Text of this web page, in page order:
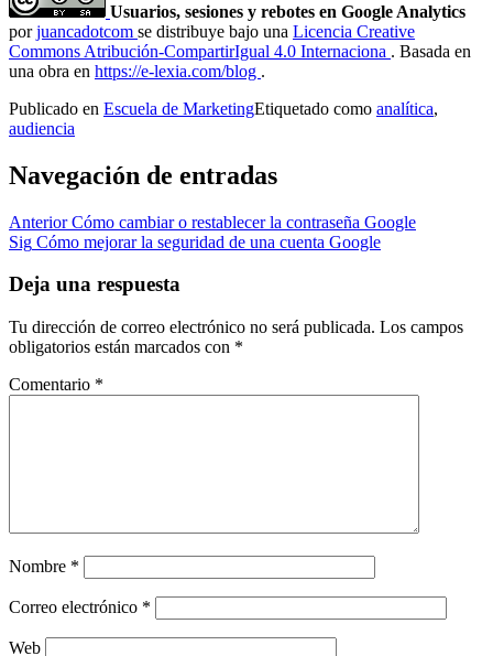
Usuarios, sesiones y rebotes en Google Analytics
porjuancadotcom se distribuye bajo una Licencia Creative
Commons Atribución-CompartirIgual 4.0 Internaciona . Basada en
una obra en https://e-lexia.com/blog .
Publicado en Escuela de MarketingEtiquetado como analítica,
audiencia
Navegación de entradas
Anterior Cómo cambiar o restablecer la contraseña Google
Sig Cómo mejorar la seguridad de una cuenta Google
Deja una respuesta
Tu dirección de correo electrónico no será publicada. Los campos
obligatorios están marcados con *
Comentario *
Nombre *
Correo electrónico *
Web